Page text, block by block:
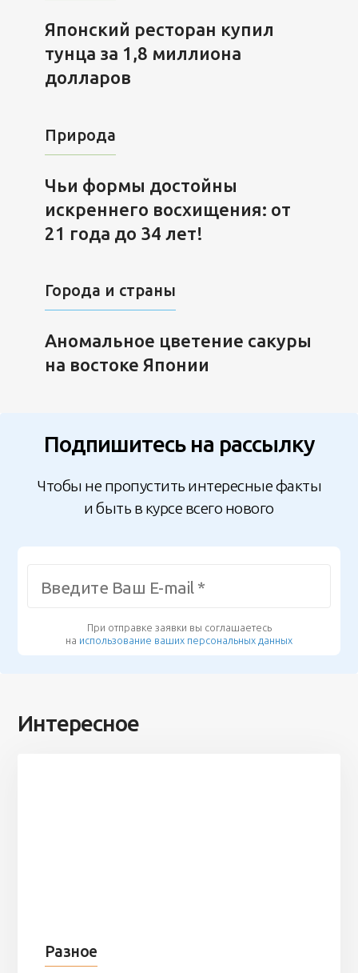
Японский ресторан купил
тунца за 1,8 миллиона
долларов
Природа
Чьи формы достойны
искреннего восхищения: от
21 года до 34 лет!
Города и страны
Аномальное цветение сакуры
на востоке Японии
Подпишитесь на рассылку
Чтобы не пропустить интересные факты
и быть в курсе всего нового
При отправке заявки вы соглашаетесь
на использование ваших персональных данных
Интересное
Разное